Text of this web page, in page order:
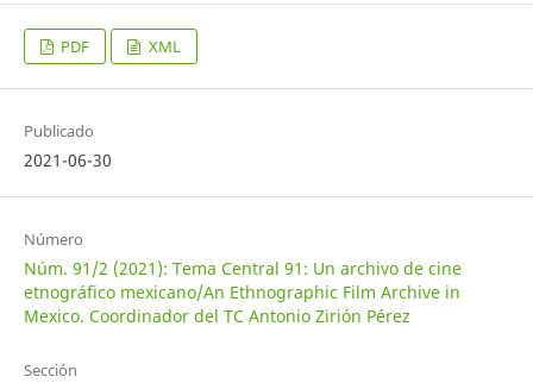
PDF XML
Publicado
2021-06-30
Número
Núm. 91/2 (2021): Tema Central 91: Un archivo de cine
etnográfico mexicano/An Ethnographic Film Archive in
Mexico. Coordinador del TC Antonio Zirión Pérez
Sección